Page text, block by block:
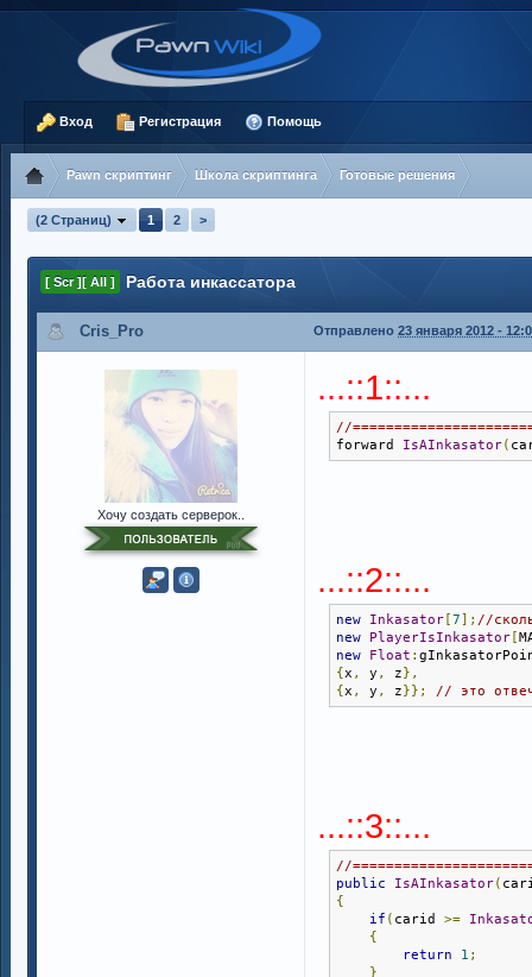
Вход Регистрация Помощь
Pawn скриптинг Школа скриптинга Готовые решения
(2 Страниц) 1 2 >
[ Scr ][ All ] Работа инкассатора
Cris_Pro Отправлено 23 января 2012 -
Хочу создать серверок..
...::1::...
//
forward IsAInkasator(
...::2::...
new Inkasator [7]; //
new
PlayerIsInkasator [
new
Float :
{x , y , z},
{x , y , z}}; // это
...::3::...
//
public
IsAInkasator(
{
if ( carid >=
{
return
1 ;
}